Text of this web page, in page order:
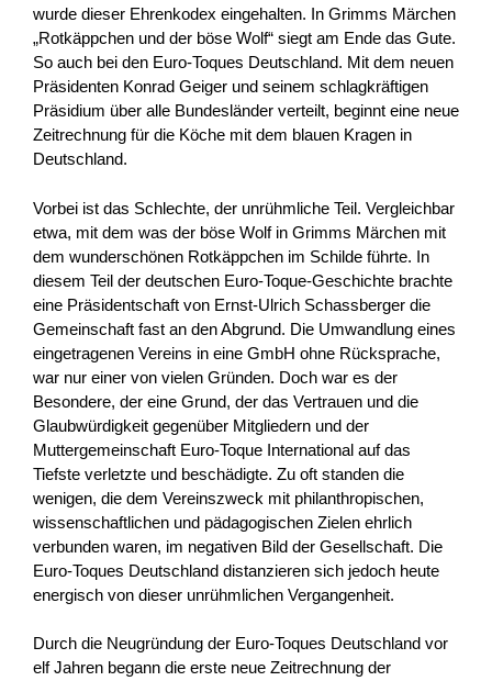
wurde dieser Ehrenkodex eingehalten. In Grimms Märchen
„Rotkäppchen und der böse Wolf“ siegt am Ende das Gute.
So auch bei den Euro-Toques Deutschland. Mit dem neuen
Präsidenten Konrad Geiger und seinem schlagkräftigen
Präsidium über alle Bundesländer verteilt, beginnt eine neue
Zeitrechnung für die Köche mit dem blauen Kragen in
Deutschland.
Vorbei ist das Schlechte, der unrühmliche Teil. Vergleichbar
etwa, mit dem was der böse Wolf in Grimms Märchen mit
dem wunderschönen Rotkäppchen im Schilde führte. In
diesem Teil der deutschen Euro-Toque-Geschichte brachte
eine Präsidentschaft von Ernst-Ulrich Schassberger die
Gemeinschaft fast an den Abgrund. Die Umwandlung eines
eingetragenen Vereins in eine GmbH ohne Rücksprache,
war nur einer von vielen Gründen. Doch war es der
Besondere, der eine Grund, der das Vertrauen und die
Glaubwürdigkeit gegenüber Mitgliedern und der
Muttergemeinschaft Euro-Toque International auf das
Tiefste verletzte und beschädigte. Zu oft standen die
wenigen, die dem Vereinszweck mit philanthropischen,
wissenschaftlichen und pädagogischen Zielen ehrlich
verbunden waren, im negativen Bild der Gesellschaft. Die
Euro-Toques Deutschland distanzieren sich jedoch heute
energisch von dieser unrühmlichen Vergangenheit.
Durch die Neugründung der Euro-Toques Deutschland vor
elf Jahren begann die erste neue Zeitrechnung der